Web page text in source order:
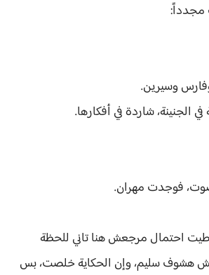
مجدداً:
وسيرين.
الجنينة، شاردة في أفكارها.
فوجدت مهران.
احتمال مرجعش هنا تاني للحظة
هشوف سليم، وإن الحكاية خلصت، بس